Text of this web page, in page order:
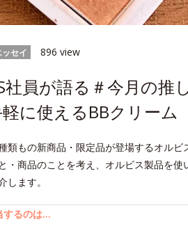
セイ 896 view
社員が語る＃今月の
に使えるBBクリーム
類もの新商品・限定品が登場するオル
・商品のことを考え、オルビス製品を
します。
するのは…